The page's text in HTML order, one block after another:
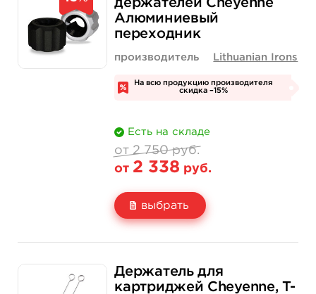
Количество купить
держателей Cheyenne
Алюминиевый
переходник
производитель Lithuanian Irons
На всю продукцию производителя
скидка –15%
Есть на складе
от 2 750 руб.
от 2 338 руб.
выбрать
2 750 руб.
2 338 руб.
Держатель для
картриджей Cheyenne, T-